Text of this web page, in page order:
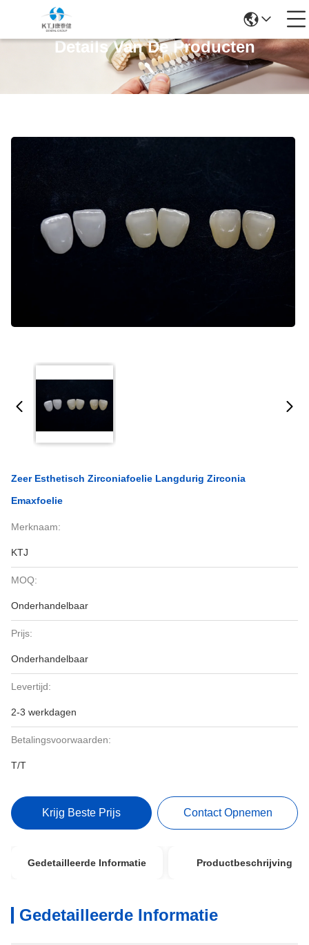
Details Van De Producten
Zeer Esthetisch Zirconiafoelie Langdurig Zirconia
Emaxfoelie
Merknaam:
KTJ
MOQ:
Onderhandelbaar
Prijs:
Onderhandelbaar
Levertijd:
2-3 werkdagen
Betalingsvoorwaarden:
T/T
Krijg Beste Prijs Contact Opnemen
Gedetailleerde Informatie Productbeschrijving
Gedetailleerde Informatie